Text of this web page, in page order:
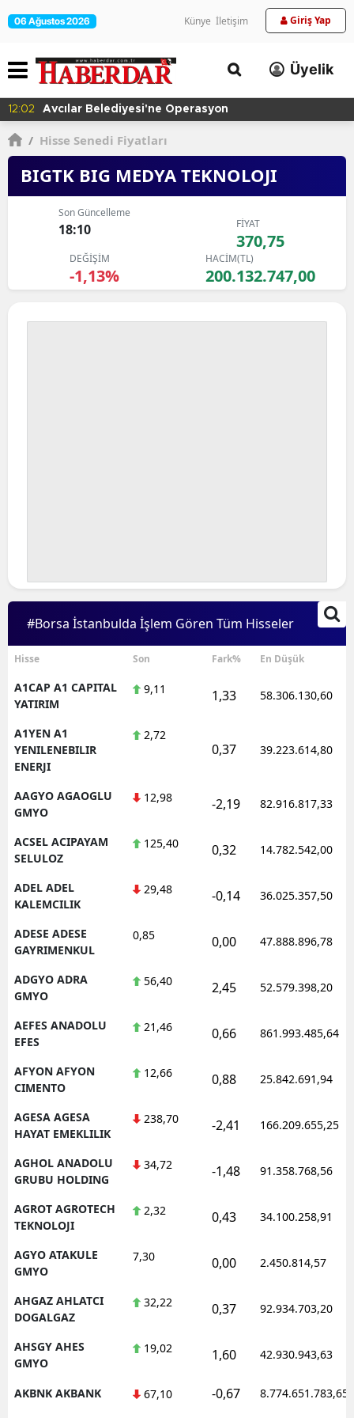
06 Ağustos 2026 Künye İletişim Giriş Yap
Üyelik
12:02 Avcılar Belediyesi'ne Operasyon
/ Hisse Senedi Fiyatları
BIGTK BIG MEDYA TEKNOLOJI
Son Güncelleme
18:10 FİYAT
370,75
DEĞİŞİM
-1,13%
HACİM(TL)
200.132.747,00
#Borsa İstanbulda İşlem Gören Tüm Hisseler
Hisse Son Fark% En Düşük
A1CAP A1 CAPITAL
YATIRIM
9,11 1,33 58.306.130,60
A1YEN A1
YENILENEBILIR
ENERJI
2,72
0,37 39.223.614,80
AAGYO AGAOGLU
GMYO
12,98 -2,19 82.916.817,33
ACSEL ACIPAYAM
SELULOZ
125,40 0,32 14.782.542,00
ADEL ADEL
KALEMCILIK
29,48 -0,14 36.025.357,50
ADESE ADESE
GAYRIMENKUL
0,85 0,00 47.888.896,78
ADGYO ADRA
GMYO
56,40 2,45 52.579.398,20
AEFES ANADOLU
EFES
21,46 0,66 861.993.485,64
AFYON AFYON
CIMENTO
12,66 0,88 25.842.691,94
AGESA AGESA
HAYAT EMEKLILIK
238,70 -2,41 166.209.655,25
AGHOL ANADOLU
GRUBU HOLDING
34,72 -1,48 91.358.768,56
AGROT AGROTECH
TEKNOLOJI
2,32 0,43 34.100.258,91
AGYO ATAKULE
GMYO
7,30 0,00 2.450.814,57
AHGAZ AHLATCI
DOGALGAZ
32,22 0,37 92.934.703,20
AHSGY AHES
GMYO
19,02 1,60 42.930.943,63
AKBNK AKBANK 67,10 -0,67 8.774.651.783,65